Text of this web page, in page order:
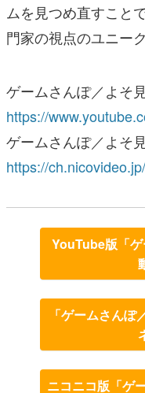
ムを見つめ直すこと
門家の視点のユニー
ゲームさんぽ／よそ
https://
ゲームさんぽ／よそ
https://
YouTube版「
「ゲームさん
ニコニコ版「ゲ